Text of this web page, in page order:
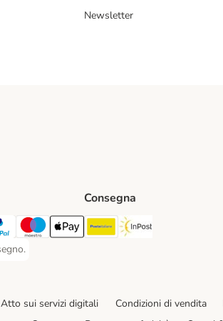
Newsletter
MethodMethod
Payment Method
Maestro. Payment Method
Apple pay. Payment Method
Payment Method
Consegna
Poste Italiane. Shipping
Atto sui servizi digitali Condizioni di vendita